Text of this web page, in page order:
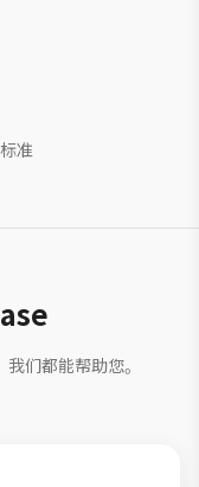
准
们都能帮助您。